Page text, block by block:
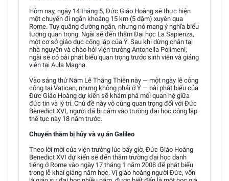
Hôm nay, ngày 14 tháng 5, Đức Giáo Hoàng sẽ thực hiện
một chuyến đi ngắn khoảng 15 km (5 dặm) xuyên qua
Rome. Tuy quãng đường ngắn, nhưng nó mang ý nghĩa biểu
tượng quan trọng. Ngài sẽ đến thăm Đại học La Sapienza,
một cơ sở giáo dục công lập của Ý. Sau khi dừng chân tại
nhà nguyện và chào hỏi viện trưởng Antonella Polimeni,
ngài sẽ có bài phát biểu quan trọng trước sinh viên và giảng
viên tại Aula Magna.
Vào sáng thứ Năm Lễ Thăng Thiên này — một ngày lễ công
cộng tại Vatican, nhưng không phải ở Ý — bài phát biểu của
Đức Giáo Hoàng dự kiến sẽ khám phá mối quan hệ giữa
đức tin và lý trí. Chủ đề này vô cùng quan trọng đối với Đức
Benedict XVI, người đã bị cấm vào trường đại học công lập
thế tục này 18 năm trước.
Chuyến thăm bị hủy và vụ án Galileo
Theo lời mời của viện trưởng lúc bấy giờ, Đức Giáo Hoàng
Benedict XVI dự kiến sẽ đến thăm trường đại học danh
tiếng ở Rome vào ngày 17 tháng 1 năm 2008 để phát biểu
trong lễ khai giảng năm học. Vị giáo hoàng người Đức, vốn